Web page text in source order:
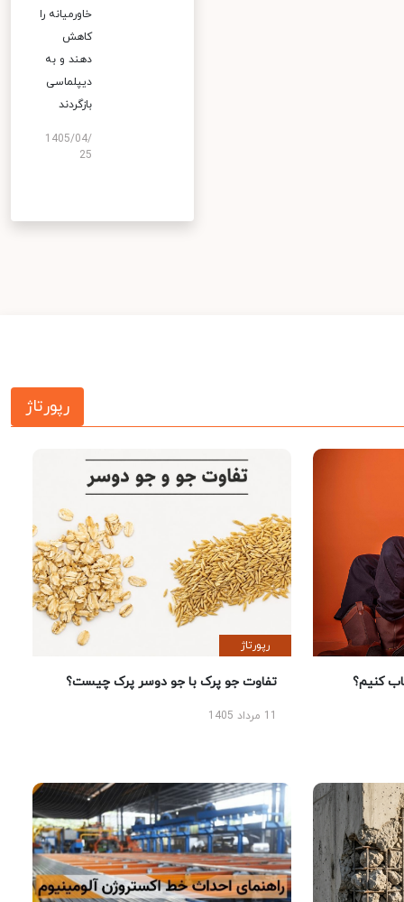
خاورمیانه را
کاهش
دهند و به
دیپلماسی
بازگردند
1405/04/
25
رپورتاژ
کنیم؟
رپورتاژ
تفاوت جو پرک با جو دوسر پرک چیست؟